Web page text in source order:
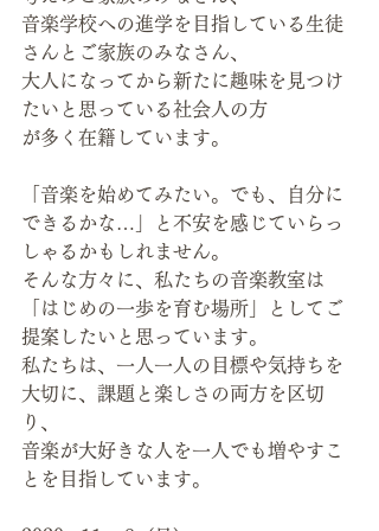
音楽学校への進学を目指している生徒
さんとご家族のみなさん、
大人になってから新たに趣味を見つけ
たいと思っている社会人の方
が多く在籍しています。
「音楽を始めてみたい。でも、自分に
できるかな…」と不安を感じていらっ
しゃるかもしれません。
そんな方々に、私たちの音楽教室は
「はじめの一歩を育む場所」としてご
提案したいと思っています。
私たちは、一人一人の目標や気持ちを
大切に、課題と楽しさの両方を区切
り、
音楽が大好きな人を一人でも増やすこ
とを目指しています。